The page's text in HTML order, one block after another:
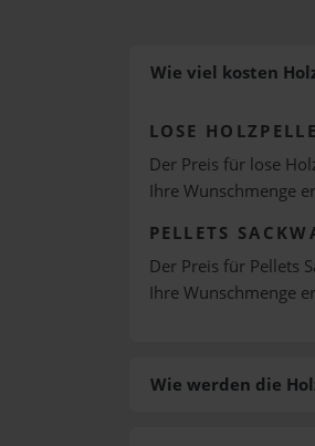
Wie viel kosten
LOSE
Der Preis für lose
Ihre Wunschmenge
PELLETS
Der Preis für Pellets
Ihre Wunschmenge
Wie werden die